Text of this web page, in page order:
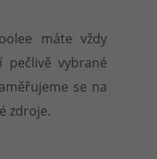
máte vždy
pečlivě vybrané
se na
zdroje.